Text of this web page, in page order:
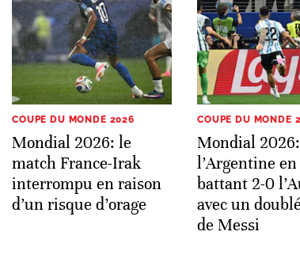
COUPE DU MONDE 2026
Mondial 2026: le
match France-Irak
interrompu en raison
d’un risque d’orage
COUPE DU MONDE
Mondial 2026:
l’Argentine en
battant 2-0
avec un
de Messi